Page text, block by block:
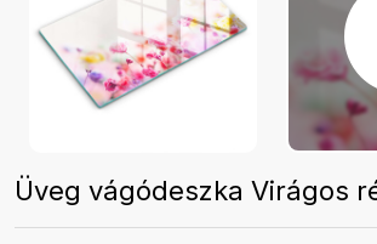
Üveg vágódeszka Virágos